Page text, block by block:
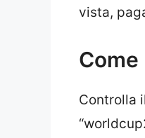
vista,
Controlla